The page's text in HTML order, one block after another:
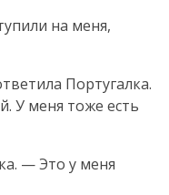
на меня,
Португалка.
У меня тоже есть
— Это у меня